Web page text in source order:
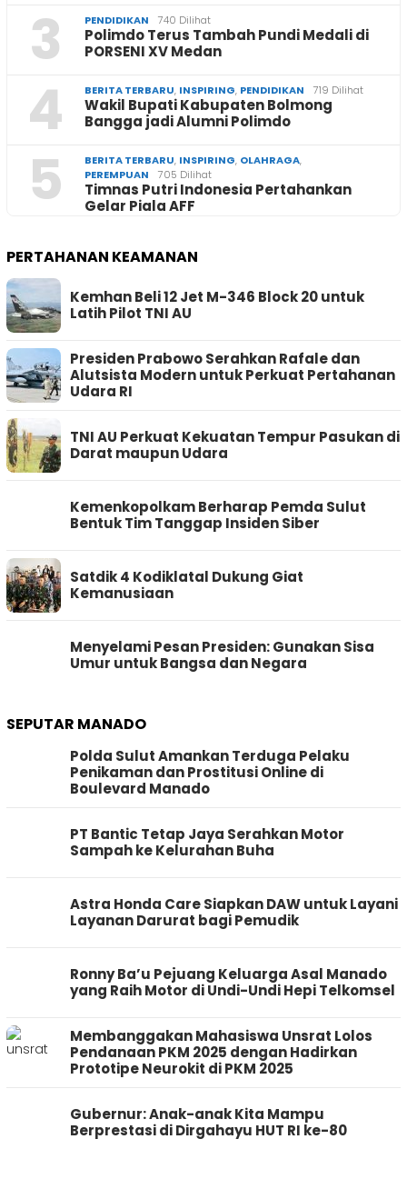
3 PENDIDIKAN 740 Dilihat
Polimdo Terus Tambah Pundi Medali di
PORSENI XV Medan
4 BERITA TERBARU, INSPIRING, PENDIDIKAN 719 Dilihat
Wakil Bupati Kabupaten Bolmong
Bangga jadi Alumni Polimdo
5 BERITA TERBARU, INSPIRING, OLAHRAGA,
PEREMPUAN
705 Dilihat
Timnas Putri Indonesia Pertahankan
Gelar Piala AFF
PERTAHANAN KEAMANAN
Kemhan Beli 12 Jet M-346 Block 20 untuk
Latih Pilot TNI AU
Presiden Prabowo Serahkan Rafale dan
Alutsista Modern untuk Perkuat Pertahanan
Udara RI
TNI AU Perkuat Kekuatan Tempur Pasukan di
Darat maupun Udara
Kemenkopolkam Berharap Pemda Sulut
Bentuk Tim Tanggap Insiden Siber
Satdik 4 Kodiklatal Dukung Giat
Kemanusiaan
Menyelami Pesan Presiden: Gunakan Sisa
Umur untuk Bangsa dan Negara
SEPUTAR MANADO
Polda Sulut Amankan Terduga Pelaku
Penikaman dan Prostitusi Online di
Boulevard Manado
PT Bantic Tetap Jaya Serahkan Motor
Sampah ke Kelurahan Buha
Astra Honda Care Siapkan DAW untuk Layani
Layanan Darurat bagi Pemudik
Ronny Ba’u Pejuang Keluarga Asal Manado
yang Raih Motor di Undi-Undi Hepi Telkomsel
Membanggakan Mahasiswa Unsrat Lolos
Pendanaan PKM 2025 dengan Hadirkan
Prototipe Neurokit di PKM 2025
Gubernur: Anak-anak Kita Mampu
Berprestasi di Dirgahayu HUT RI ke-80